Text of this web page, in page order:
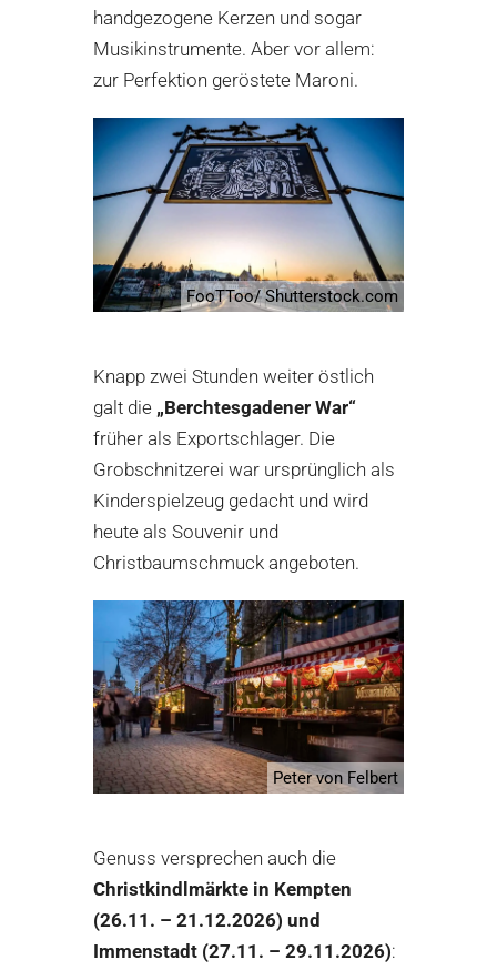
handgezogene Kerzen und sogar
Musikinstrumente. Aber vor allem:
zur Perfektion geröstete Maroni.
FooTToo/ Shutterstock.com
Knapp zwei Stunden weiter östlich
galt die „Berchtesgadener War“
früher als Exportschlager. Die
Grobschnitzerei war ursprünglich als
Kinderspielzeug gedacht und wird
heute als Souvenir und
Christbaumschmuck angeboten.
Peter von Felbert
Genuss versprechen auch die
Christkindlmärkte in Kempten
(26.11. – 21.12.2026) und
Immenstadt (27.11. – 29.11.2026):